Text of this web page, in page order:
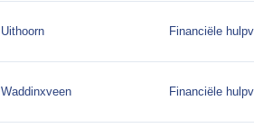
Uithoorn Financiële
Waddinxveen Financiële